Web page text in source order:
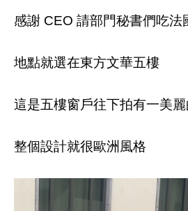
感謝 CEO 請部門秘書們吃法
地點就選在東方文華五樓
這是五樓窗戶往下拍有一美
整個設計就很歐洲風格